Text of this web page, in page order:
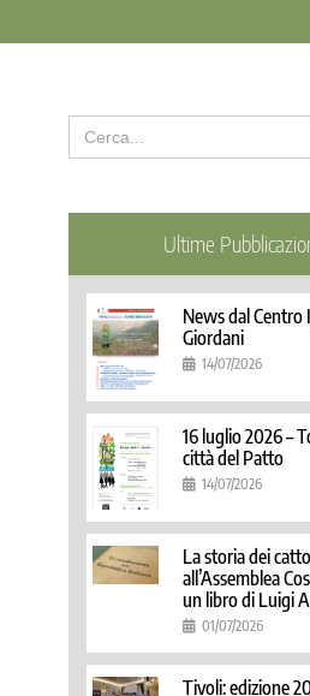
Search
for:
Ultime
News dal Centro
Giordani
14/07/2026
16 luglio 2026 –
città del Patto
14/07/2026
La storia dei
all’Assemblea
un libro di Luigi
01/07/2026
Tivoli: edizione